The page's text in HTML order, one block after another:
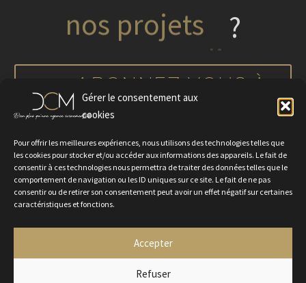
Gérer le consentement aux
cookies
Pour offrir les meilleures expériences, nous utilisons des technologies telles que
les cookies pour stocker et/ou accéder aux informations des appareils. Le fait de
consentir à ces technologies nous permettra de traiter des données telles que le
comportement de navigation ou les ID uniques sur ce site. Le fait de ne pas
consentir ou de retirer son consentement peut avoir un effet négatif sur certaines
caractéristiques et fonctions.
Accepter
Refuser
nos projets
?
ABONNEZ-VOUS À
NOTRE NEWSLETTER
Mentions légales
Rejoignez-nous